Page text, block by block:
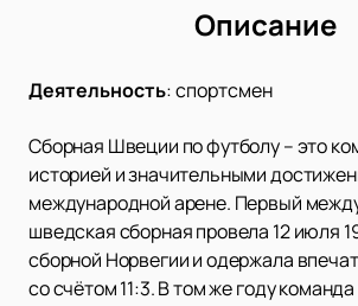
Описание
Деятельность:спортсмен
Сборная Швеции по футболу – это
историей и значительными
международной арене. Первый
шведская сборная провела 12 июля
сборной Норвегии и одержала
со счётом 11:3. В том же году